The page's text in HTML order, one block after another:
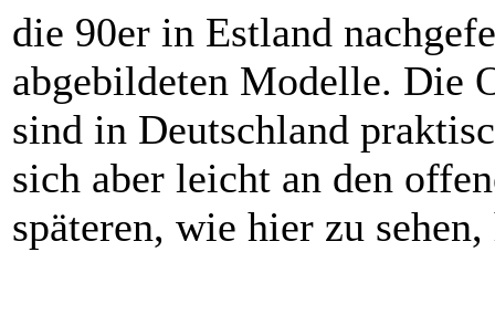
die 90er in Estland
abgebildeten Modelle. Die
sind in Deutschland
sich aber leicht an den
späteren, wie hier zu